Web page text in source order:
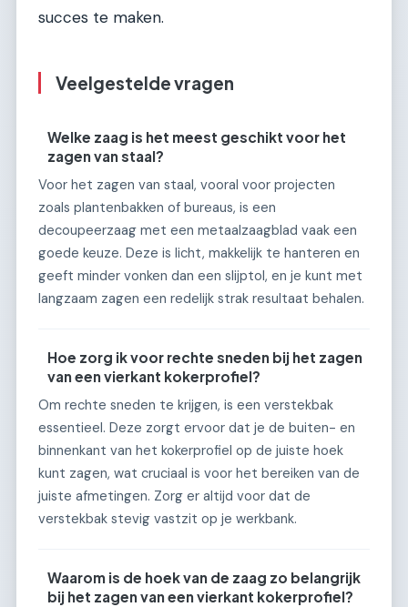
succes te maken.
Veelgestelde vragen
Welke zaag is het meest geschikt voor het
zagen van staal?
Voor het zagen van staal, vooral voor projecten
zoals plantenbakken of bureaus, is een
decoupeerzaag met een metaalzaagblad vaak een
goede keuze. Deze is licht, makkelijk te hanteren en
geeft minder vonken dan een slijptol, en je kunt met
langzaam zagen een redelijk strak resultaat behalen.
Hoe zorg ik voor rechte sneden bij het zagen
van een vierkant kokerprofiel?
Om rechte sneden te krijgen, is een verstekbak
essentieel. Deze zorgt ervoor dat je de buiten- en
binnenkant van het kokerprofiel op de juiste hoek
kunt zagen, wat cruciaal is voor het bereiken van de
juiste afmetingen. Zorg er altijd voor dat de
verstekbak stevig vastzit op je werkbank.
Waarom is de hoek van de zaag zo belangrijk
bij het zagen van een vierkant kokerprofiel?